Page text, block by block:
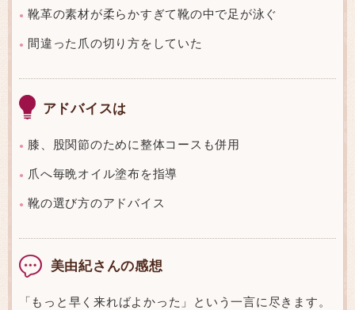
● 靴革の素材が柔らかすぎて靴の中で足が泳ぐ
● 間違った爪の切り方をしていた
アドバイスは
● 膝、股関節のために整体コースも併用
● 爪へ毎晩オイル塗布を指導
● 靴の選び方のアドバイス
美由紀さんの感想
「もっと早く来ればよかった」という一言に尽きます。